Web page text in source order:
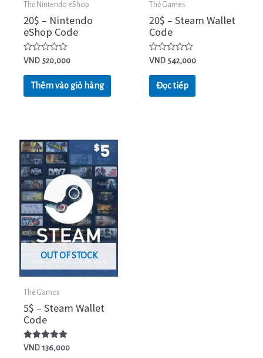
Thẻ Nintendo eShop
20$ – Nintendo
eShop Code
Được
hạng
VND 520,000
Thêm vào giỏ hàng
Thẻ Games
20$ – Steam Wallet
Code
Được
hạng
VND 542,000
Đọc tiếp
OUT OF STOCK
Thẻ Games
5$ – Steam Wallet
Code
Được xếp
VND 136,000